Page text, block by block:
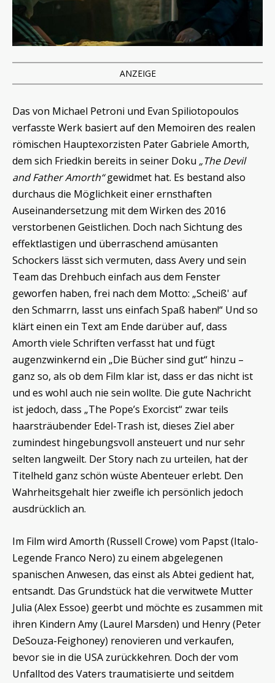
ANZEIGE
Das von Michael Petroni und Evan Spiliotopoulos
verfasste Werk basiert auf den Memoiren des realen
römischen Hauptexorzisten Pater Gabriele Amorth,
dem sich Friedkin bereits in seiner Doku „The Devil
and Father Amorth“gewidmet hat. Es bestand also
durchaus die Möglichkeit einer ernsthaften
Auseinandersetzung mit dem Wirken des 2016
verstorbenen Geistlichen. Doch nach Sichtung des
effektlastigen und überraschend amüsanten
Schockers lässt sich vermuten, dass Avery und sein
Team das Drehbuch einfach aus dem Fenster
geworfen haben, frei nach dem Motto: „Scheiß' auf
den Schmarrn, lasst uns einfach Spaß haben!“ Und so
klärt einen ein Text am Ende darüber auf, dass
Amorth viele Schriften verfasst hat und fügt
augenzwinkernd ein „Die Bücher sind gut“ hinzu –
ganz so, als ob dem Film klar ist, dass er das nicht ist
und es wohl auch nie sein wollte. Die gute Nachricht
ist jedoch, dass „The Pope’s Exorcist“ zwar teils
haarsträubender Edel-Trash ist, dieses Ziel aber
zumindest hingebungsvoll ansteuert und nur sehr
selten langweilt. Der Story nach zu urteilen, hat der
Titelheld ganz schön wüste Abenteuer erlebt. Den
Wahrheitsgehalt hier zweifle ich persönlich jedoch
ausdrücklich an.
Im Film wird Amorth (Russell Crowe) vom Papst (Italo-
Legende Franco Nero) zu einem abgelegenen
spanischen Anwesen, das einst als Abtei gedient hat,
entsandt. Das Grundstück hat die verwitwete Mutter
Julia (Alex Essoe) geerbt und möchte es zusammen mit
ihren Kindern Amy (Laurel Marsden) und Henry (Peter
DeSouza-Feighoney) renovieren und verkaufen,
bevor sie in die USA zurückkehren. Doch der vom
Unfalltod des Vaters traumatisierte und seitdem